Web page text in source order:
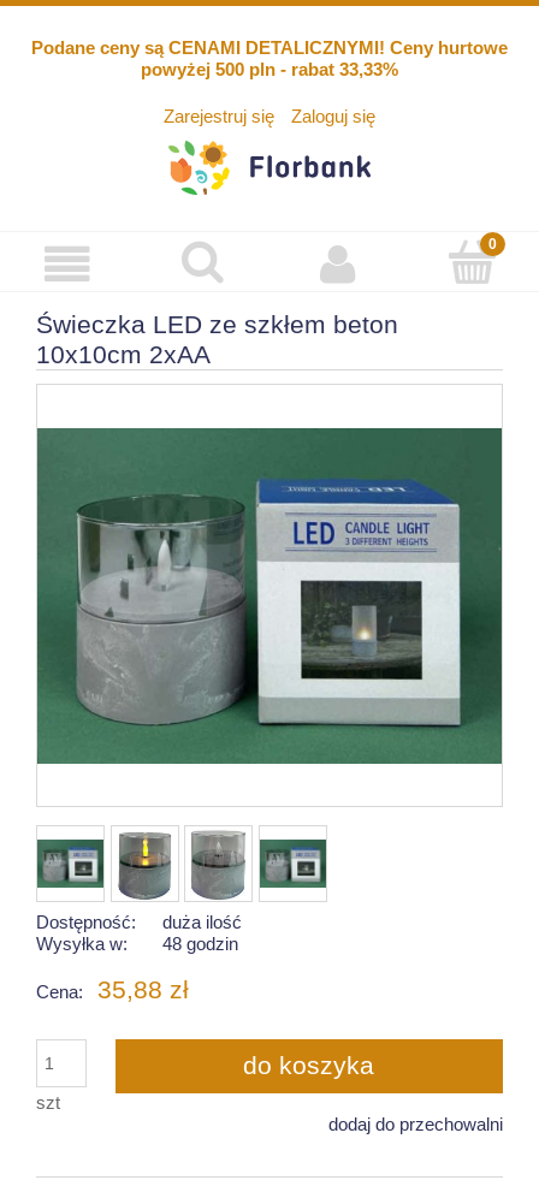
Podane ceny są CENAMI DETALICZNYMI! Ceny hurtowe
powyżej 500 pln - rabat 33,33%
Zarejestruj się Zaloguj się
Świeczka LED ze szkłem beton
10x10cm 2xAA
Dostępność:
duża ilość
Wysyłka w:
48 godzin
Cena: 35,88 zł
szt
do koszyka
dodaj do przechowalni